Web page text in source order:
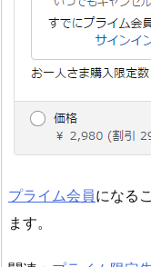
プライム会員になる
ます。